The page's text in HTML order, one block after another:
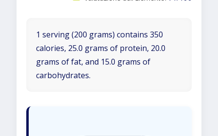
1 serving (200 grams) contains 350
calories, 25.0 grams of protein, 20.0
grams of fat, and 15.0 grams of
carbohydrates.